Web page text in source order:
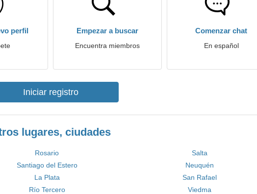
perfil Empezar a buscar
Encuentra miembros
Comenzar chat
En español
Iniciar registro
lugares, ciudades
Rosario
Salta
Santiago del Estero
Neuquén
La Plata
San Rafael
Río Tercero Viedma